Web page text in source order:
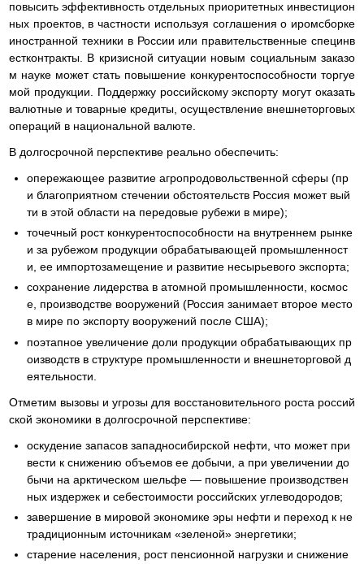
повысить эффективность отдельных приоритетных инвестицион
ных проектов, в частности используя соглашения о иромсборке
иностранной техники в России или правительственные специнв
естконтракты. В кризисной ситуации новым социальным заказо
м науке может стать повышение конкурентоспособности торгуе
мой продукции. Поддержку российскому экспорту могут оказать
валютные и товарные кредиты, осуществление внешнеторговых
операций в национальной валюте.
В долгосрочной перспективе реально обеспечить:
опережающее развитие агропродовольственной сферы (пр
и благоприятном стечении обстоятельств Россия может вый
ти в этой области на передовые рубежи в мире);
точечный рост конкурентоспособности на внутреннем рынке
и за рубежом продукции обрабатывающей промышленност
и, ее импортозамещение и развитие несырьевого экспорта;
сохранение лидерства в атомной промышленности, космос
е, производстве вооружений (Россия занимает второе место
в мире по экспорту вооружений после США);
поэтапное увеличение доли продукции обрабатывающих пр
оизводств в структуре промышленности и внешнеторговой д
еятельности.
Отметим вызовы и угрозы для восстановительного роста россий
ской экономики в долгосрочной перспективе:
оскудение запасов западносибирской нефти, что может при
вести к снижению объемов ее добычи, а при увеличении до
бычи на арктическом шельфе — повышение производствен
ных издержек и себестоимости российских углеводородов;
завершение в мировой экономике эры нефти и переход к не
традиционным источникам «зеленой» энергетики;
старение населения, рост пенсионной нагрузки и снижение